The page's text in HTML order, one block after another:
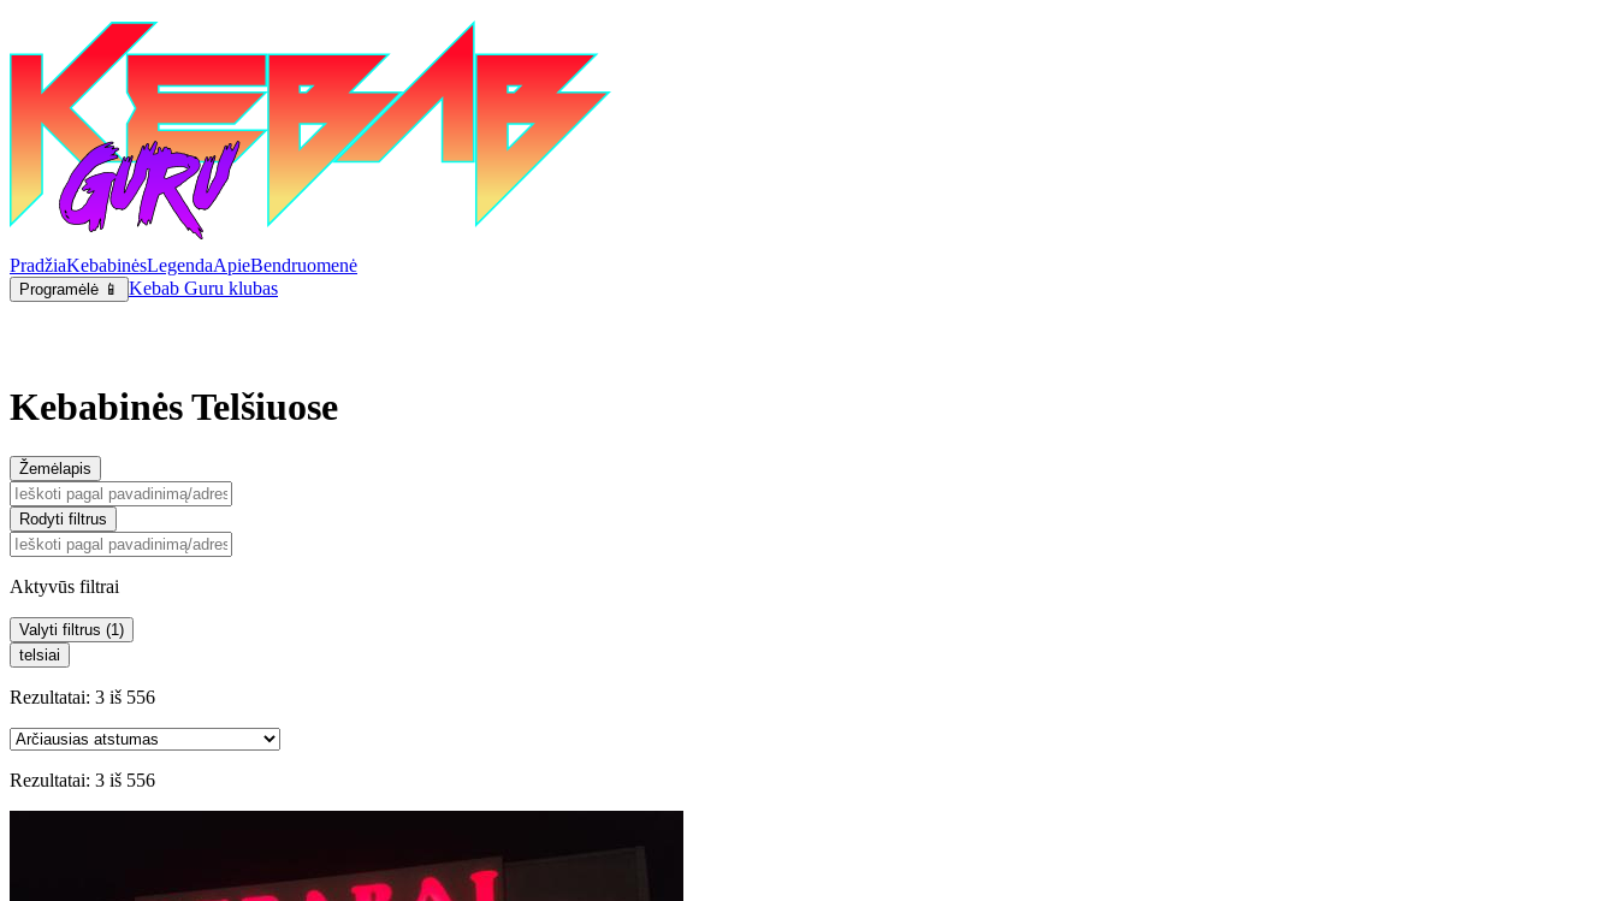
PradžiaKebabinėsLegendaApieBendruomenė
Programėlė 📱 Kebab Guru klubas
Kebabinės Telšiuose
Žemėlapis
Rodyti filtrus
Aktyvūs filtrai
Valyti filtrus (1 )
telsiai
Rezultatai: 3 iš 556
Rezultatai: 3 iš 556